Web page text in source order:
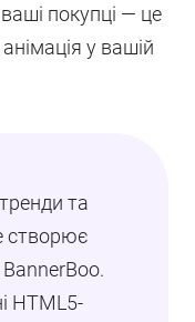
покупці — це
у вашій
та
створює
HTML5-